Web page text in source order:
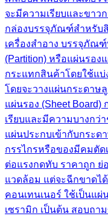
จะมีความเรียบและขาว
กล่องบรรจุภัณฑ์สำหรับ
เครื่องสำอาง บรรจุภัณ
(Partition) หรือแผ่นรอ
กระแทกสินค้าโดยใช้แ
โดยจะวางแผ่นกระดาษ
แผ่นรอง (Sheet
เรียบและมีความบางกว่
แผ่นประกบเข้ากับกระด
กรรไกรหรือของมีคมตัด
ต่อแรงกดทับ ราคาถูก ย่
แวดล้อม แต่จะฉีกขาดไ
คอนเทนเนอร์ ใช้เป็นแผ่
เซรามิก เป็นต้น สอบถา